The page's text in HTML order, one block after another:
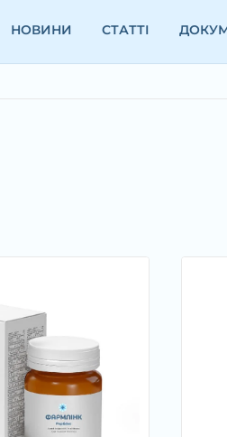
НОВИНИ СТАТТІ